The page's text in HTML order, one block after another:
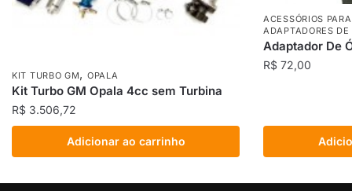
KIT TURBO GM, OPALA
Kit Turbo GM Opala 4cc sem Turbina
R$ 3.506,72
Adicionar ao carrinho
ACESSÓRIOS
ADAPTADORES
Adaptador De
R$ 72,00